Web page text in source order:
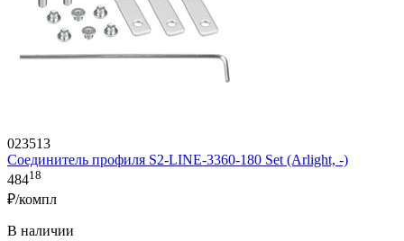
023513
Соединитель профиля S2-LINE-3360-180 Set (Arlight, -)
48418
₽/компл
В наличии